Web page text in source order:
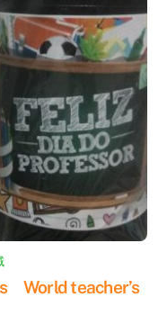
World teacher’s